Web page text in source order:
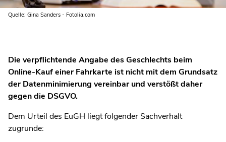
Quelle: Gina Sanders - Fotolia.com
Die verpflichtende Angabe des Geschlechts beim
Online-Kauf einer Fahrkarte ist nicht mit dem Grundsatz
der Datenminimierung vereinbar und verstößt daher
gegen die DSGVO.
Dem Urteil des EuGH liegt folgender Sachverhalt
zugrunde: